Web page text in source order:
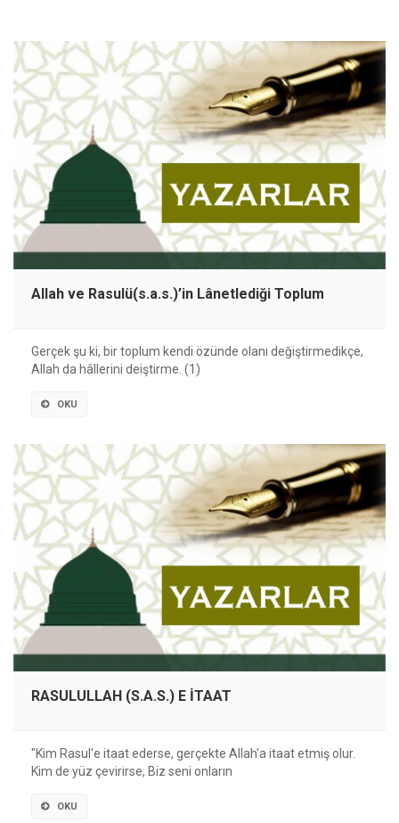
Allah ve Rasulü(s.a.s.)’in Lânetlediği Toplum
Gerçek şu ki, bir toplum kendi özünde olanı değiştirmedikçe,
Allah da hâllerini deiştirme. (1)
OKU
RASULULLAH (S.A.S.) E İTAAT
"Kim Rasul'e itaat ederse, gerçekte Allah'a itaat etmiş olur.
Kim de yüz çevirirse, Biz seni onların
OKU